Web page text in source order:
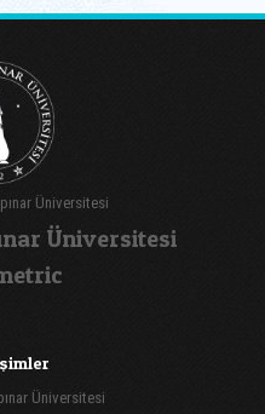
Üniversitesi
Üniversitesi
Üniversitesi